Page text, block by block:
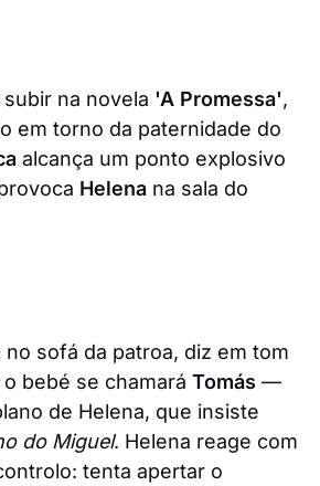
na novela 'A Promessa',
em torno da paternidade do
alcança um ponto explosivo
Helena na sala do
sofá da patroa, diz em tom
bebé se chamará Tomás —
de Helena, que insiste
do Miguel. Helena reage com
tenta apertar o